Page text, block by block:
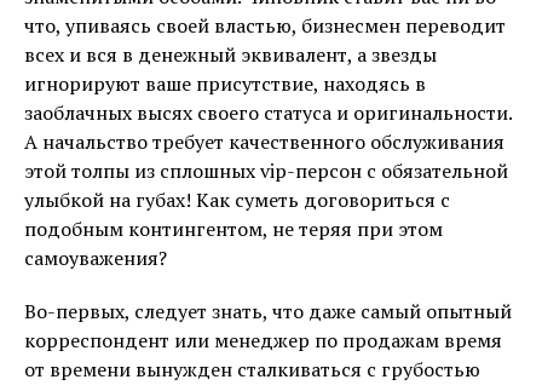
что, упиваясь своей властью, бизнесмен переводит
всех и вся в денежный эквивалент, а звезды
игнорируют ваше присутствие, находясь в
заоблачных высях своего статуса и оригинальности.
А начальство требует качественного обслуживания
этой толпы из сплошных vip-персон с обязательной
улыбкой на губах! Как суметь договориться с
подобным контингентом, не теряя при этом
самоуважения?
Во-первых, следует знать, что даже самый опытный
корреспондент или менеджер по продажам время
от времени вынужден сталкиваться с грубостью